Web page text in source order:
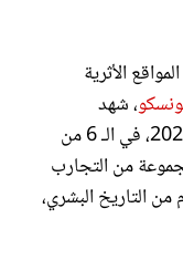
الأثرية
، شهد
ختام فعاليات مهرجان الممالك القديمة 2025، في الـ 6 من
مجموعة من التجارب
تستحضر أكثر من 7000 عام من التاريخ البشري،